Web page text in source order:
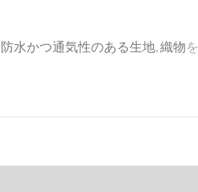
防水かつ通気性のある生地,織物